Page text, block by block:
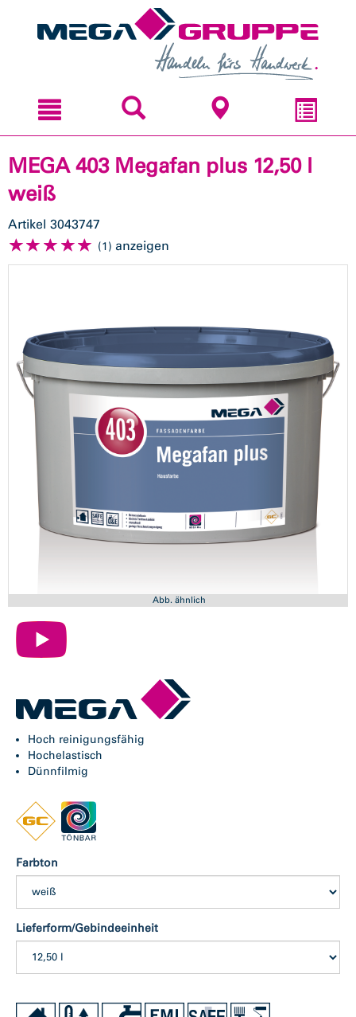
MEGA 403 Megafan plus 12,50 l
weiß
Artikel 3043747
(1) anzeigen
Abb. ähnlich
Hoch reinigungsfähig
Hochelastisch
Dünnfilmig
Farbton
Lieferform/Gebindeeinheit